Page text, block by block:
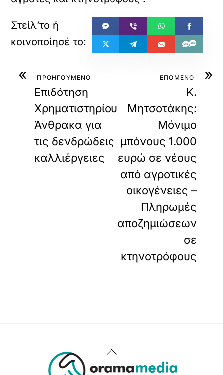
« ΠΡΟΗΓΟΥΜΕΝΟ
Επιδότηση
Χρηματιστηρίου
Άνθρακα για
τις δενδρώδεις
καλλιέργειες
»
ΕΠΟΜΕΝΟ
K.
Μητσοτάκης:
Μόνιμο
μπόνους 1.000
ευρώ σε νέους
από αγροτικές
οικογένειες –
Πληρωμές
αποζημιώσεων
σε
κτηνοτρόφους
Back
To